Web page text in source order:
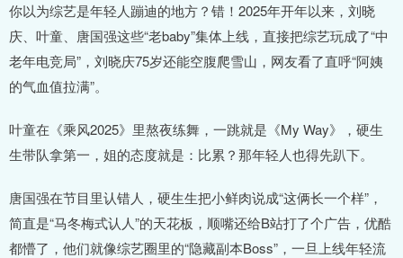
你以为综艺是年轻人蹦迪的地方？错！2025年开年以来，刘晓
庆、叶童、唐国强这些“老baby”集体上线，直接把综艺玩成了“中
老年电竞局”，刘晓庆75岁还能空腹爬雪山，网友看了直呼“阿姨
的气血值拉满”。
叶童在《乘风2025》里熬夜练舞，一跳就是《My Way》，硬生
生带队拿第一，姐的态度就是：比累？那年轻人也得先趴下。
唐国强在节目里认错人，硬生生把小鲜肉说成“这俩长一个样”，
简直是“马冬梅式认人”的天花板，顺嘴还给B站打了个广告，优酷
都懵了，他们就像综艺圈里的“隐藏副本Boss”，一旦上线年轻流